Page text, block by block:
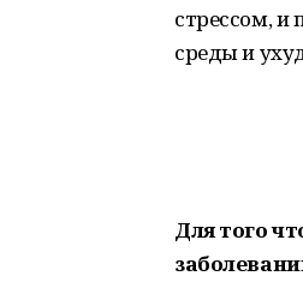
стрессом, и
среды и
Для того